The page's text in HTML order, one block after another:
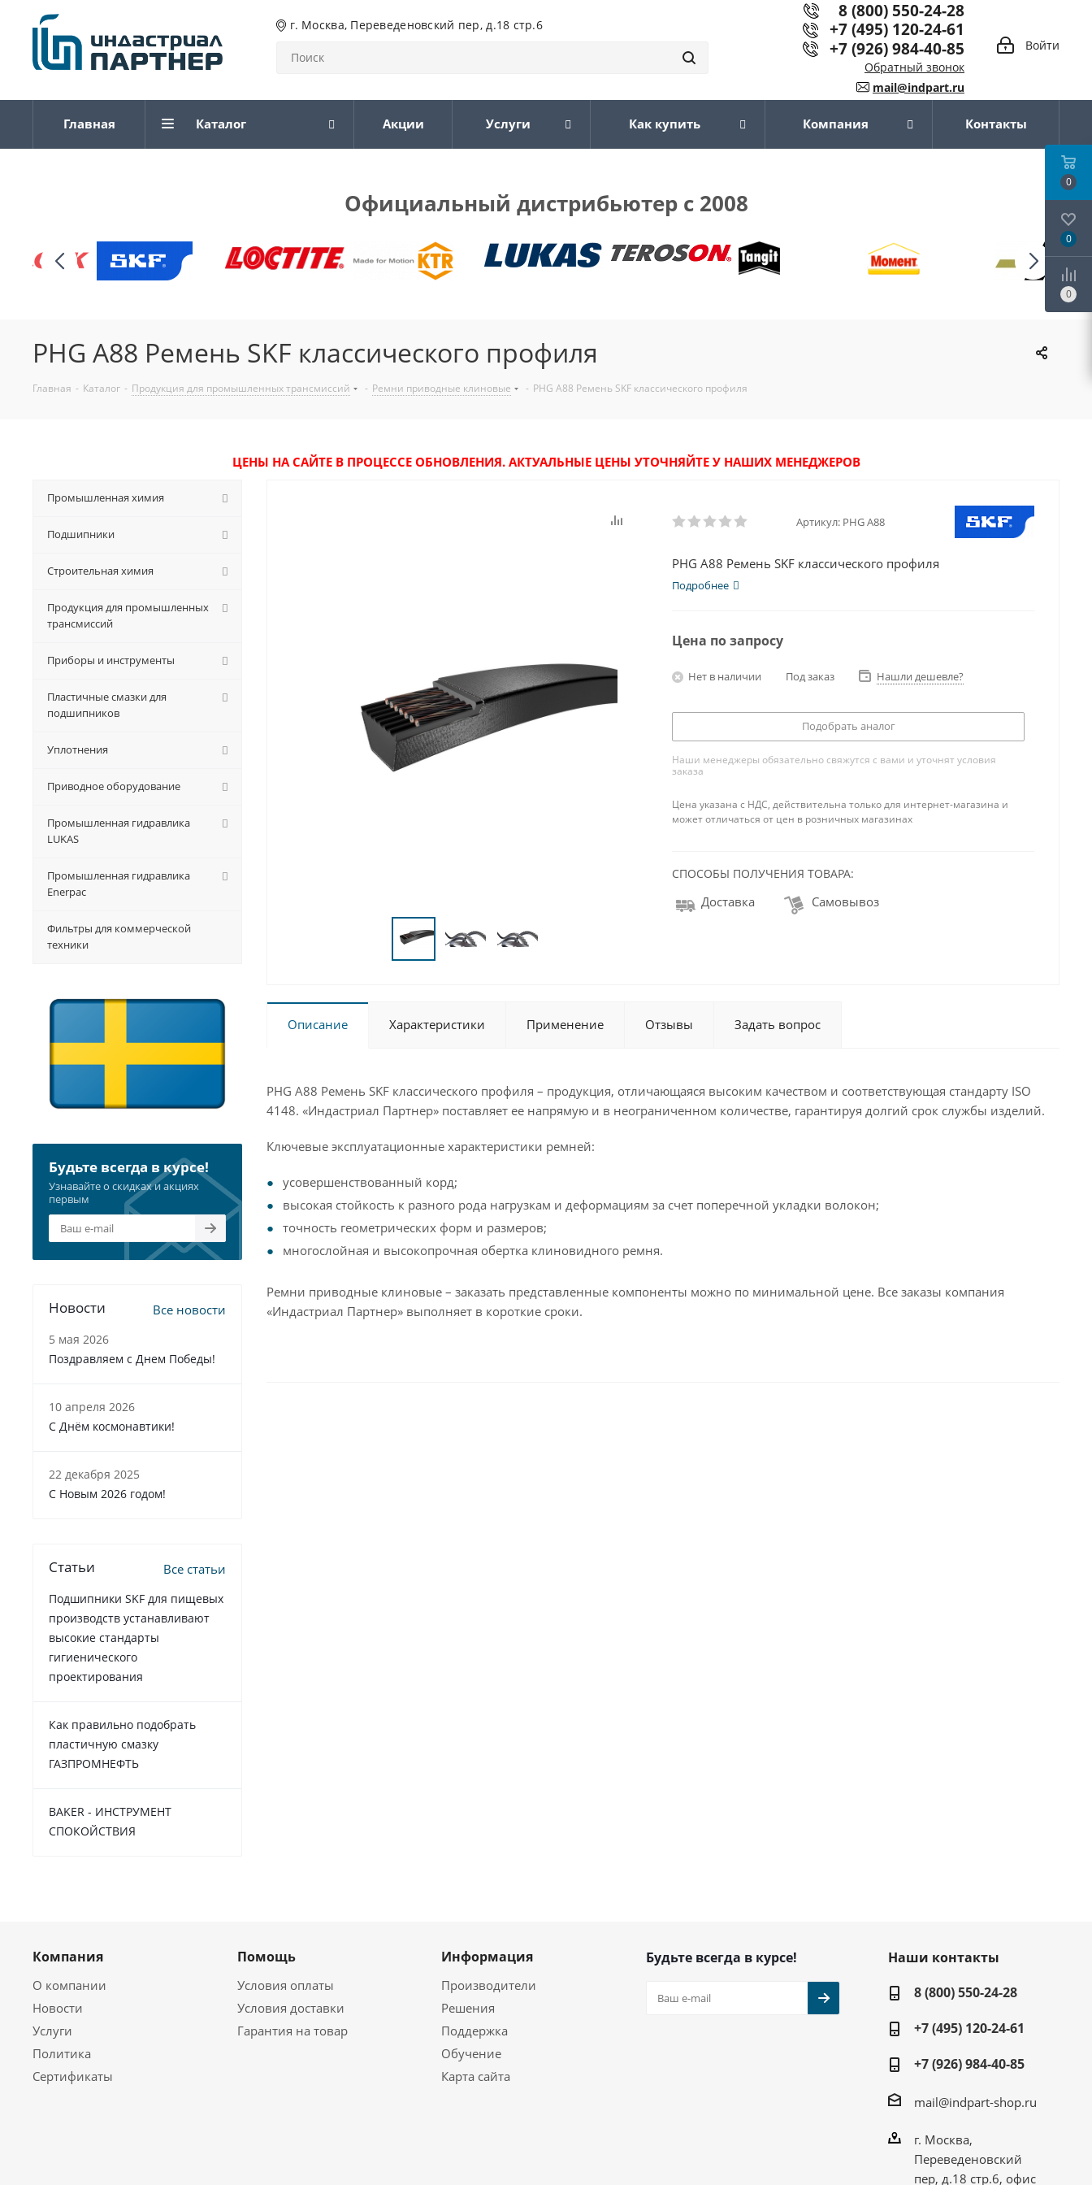
г. Москва, Переведеновский пер, д.18 стр.6
Войти
8 (800) 550-24-28
+7 (495) 120-24-61
+7 (926) 984-40-85
Обратный звонок
mail@indpart.ru
Главная Каталог Акции Услуги Как купить Компания Контакты
Официальный дистрибьютер с 2008
PHG A88 Ремень SKF классического профиля
Главная - Каталог - Продукция для промышленных трансмиссий - Ремни приводные клиновые - PHG A88 Ремень SKF классического профиля
ЦЕНЫ НА САЙТЕ В ПРОЦЕССЕ ОБНОВЛЕНИЯ. АКТУАЛЬНЫЕ ЦЕНЫ УТОЧНЯЙТЕ У НАШИХ МЕНЕДЖЕРОВ
Артикул: PHG A88
PHG A88 Ремень SKF классического профиля
Подробнее
Цена по запросу
Нет в наличии Под заказ Нашли дешевле?
Подобрать аналог
Наши менеджеры обязательно свяжутся с вами и уточнят условия
заказа
Цена указана с НДС, действительна только для интернет-магазина и
может отличаться от цен в розничных магазинах
СПОСОБЫ ПОЛУЧЕНИЯ ТОВАРА:
Доставка Самовывоз
Описание Характеристики Применение Отзывы Задать вопрос
PHG A88 Ремень SKF классического профиля – продукция, отличающаяся высоким качеством и соответствующая стандарту ISO
4148. «Индастриал Партнер» поставляет ее напрямую и в неограниченном количестве, гарантируя долгий срок службы изделий.
Ключевые эксплуатационные характеристики ремней:
усовершенствованный корд;
высокая стойкость к разного рода нагрузкам и деформациям за счет поперечной укладки волокон;
точность геометрических форм и размеров;
многослойная и высокопрочная обертка клиновидного ремня.
Ремни приводные клиновые – заказать представленные компоненты можно по минимальной цене. Все заказы компания
«Индастриал Партнер» выполняет в короткие сроки.
Промышленная химия
Подшипники
Строительная химия
Продукция для промышленных
трансмиссий
Приборы и инструменты
Пластичные смазки для
подшипников
Уплотнения
Приводное оборудование
Промышленная гидравлика
LUKAS
Промышленная гидравлика
Enerpac
Фильтры для коммерческой
техники
Будьте всегда в курсе!
Узнавайте о скидках и акциях
первым
Новости Все новости
5 мая 2026
Поздравляем с Днем Победы!
10 апреля 2026
С Днём космонавтики!
22 декабря 2025
C Новым 2026 годом!
Статьи Все статьи
Подшипники SKF для пищевых
производств устанавливают
высокие стандарты
гигиенического
проектирования
Как правильно подобрать
пластичную смазку
ГАЗПРОМНЕФТЬ
BAKER - ИНСТРУМЕНТ
СПОКОЙСТВИЯ
Компания
О компании
Новости
Услуги
Политика
Сертификаты
Помощь
Условия оплаты
Условия доставки
Гарантия на товар
Информация
Производители
Решения
Поддержка
Обучение
Карта сайта
Будьте всегда в курсе!
Наши контакты
8 (800) 550-24-28
+7 (495) 120-24-61
+7 (926) 984-40-85
mail@indpart-shop.ru
г. Москва,
Переведеновский
пер, д.18 стр.6, офис
0
0
0